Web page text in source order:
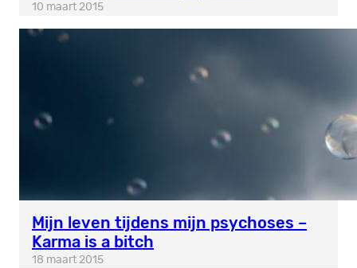
10 maart 2015
Mijn leven tijdens mijn psychoses –
Karma is a bitch
18 maart 2015